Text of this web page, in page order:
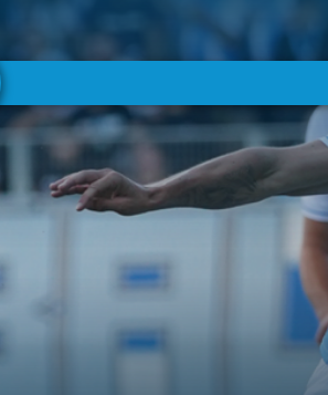
AKTUELLES
FRAUEN